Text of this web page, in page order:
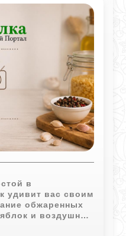
в
удивит вас своим
обжаренных
и воздушной
почти